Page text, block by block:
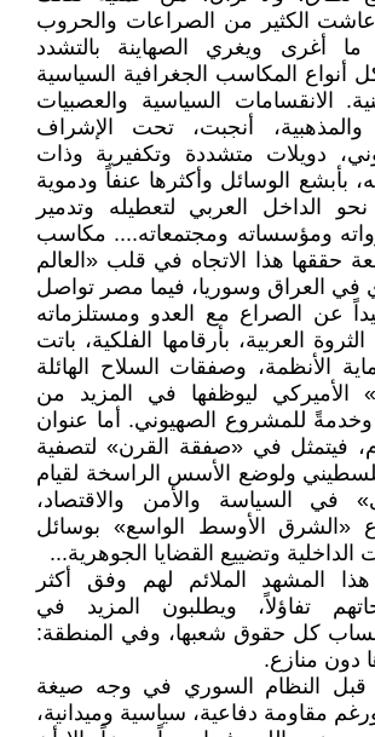
الكثير من الصراعات والحروب
ما أغرى ويغري الصهاينة بالتشدد
أنواع المكاسب الجغرافية السياسية
الانقسامات السياسية والعصبيات
والمذهبية، أنجبت، تحت الإشراف
دويلات متشددة وتكفيرية وذات
بأبشع الوسائل وأكثرها عنفاً ودموية
الداخل العربي لتعطيله وتدمير
ومؤسساته ومجتمعاته.... مكاسب
حققها هذا الاتجاه في قلب «العالم
في العراق وسوريا، فيما مصر تواصل
عن الصراع مع العدو ومستلزماته
العربية، بأرقامها الفلكية، باتت
الأنظمة، وصفقات السلاح الهائلة
الأميركي ليوظفها في المزيد من
وخدمةً للمشروع الصهيوني. أما عنوان
فيتمثل في «صفقة القرن» لتصفية
ولوضع الأسس الراسخة لقيام
في السياسة والأمن والاقتصاد،
«الشرق الأوسط الواسع» بوسائل
الداخلية وتضييع القضايا الجوهرية...
المشهد الملائم لهم وفق أكثر
تفاؤلاً، ويطلبون المزيد في
كل حقوق شعبها، وفي المنطقة:
دون منازع.
النظام السوري في وجه صيغة
ورغم مقاومة دفاعية، سياسية وميدانية،